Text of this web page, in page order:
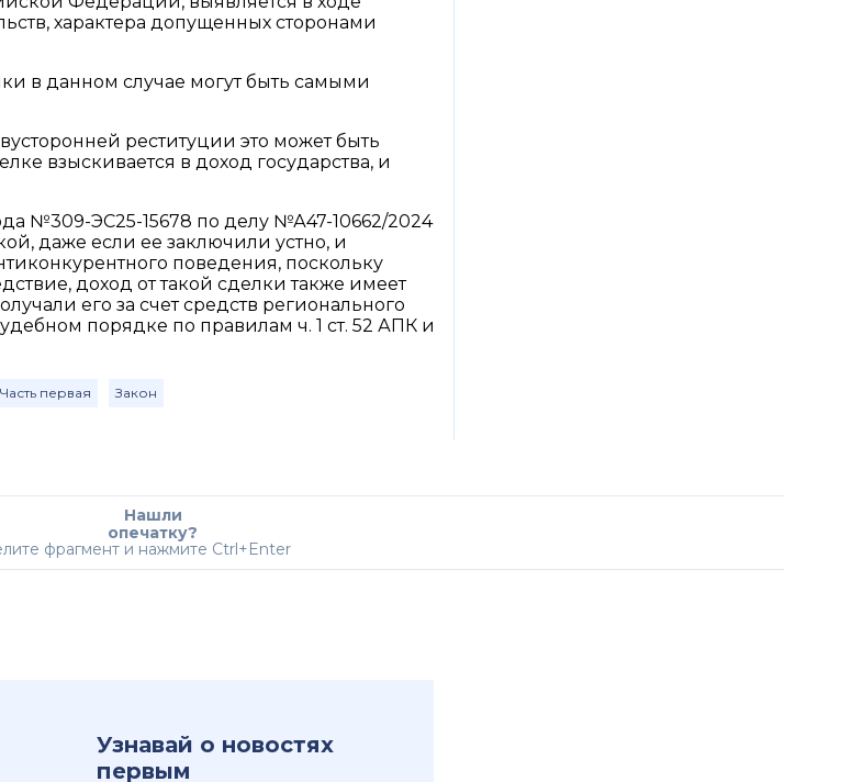
характера допущенных сторонами
в данном случае могут быть самыми
реституции это может быть
взыскивается в доход государства, и
№309-ЭС25-15678 по делу №А47-10662/2024
даже если ее заключили устно, и
поведения, поскольку
доход от такой сделки также имеет
его за счет средств регионального
порядке по правилам ч. 1 ст. 52 АПК и
первая Закон
Нашли
опечатку?
фрагмент и нажмите Ctrl+Enter
Узнавай о новостях
первым